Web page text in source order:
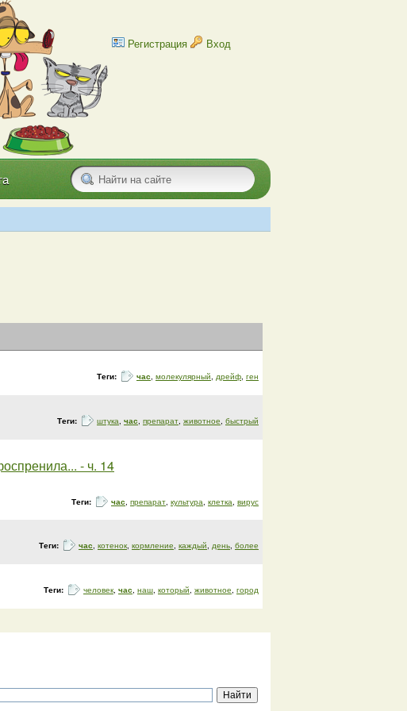
Регистрация Вход
Теги: час, молекулярный, дрейф, ген
Теги: штука, час, препарат, животное, быстрый
- ч. 14
Теги: час, препарат, культура, клетка, вирус
Теги: час, котенок, кормление, каждый, день, более
Теги: человек, час, наш, который, животное, город